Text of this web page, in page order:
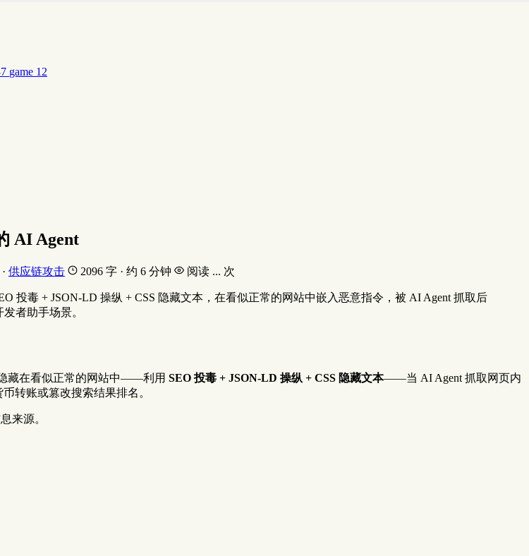
game 12
AI Agent
· 供应链攻击 2096 字 · 约 6 分钟 阅读 ... 次
投毒 + JSON-LD 操纵 + CSS 隐藏文本，在看似正常的网站中嵌入恶意指令，被 AI Agent 抓取后
者助手场景。
藏在看似正常的网站中——利用 SEO 投毒 + JSON-LD 操纵 + CSS 隐藏文本——当 AI Agent 抓取网页内
转账或篡改搜索结果排名。
来源。